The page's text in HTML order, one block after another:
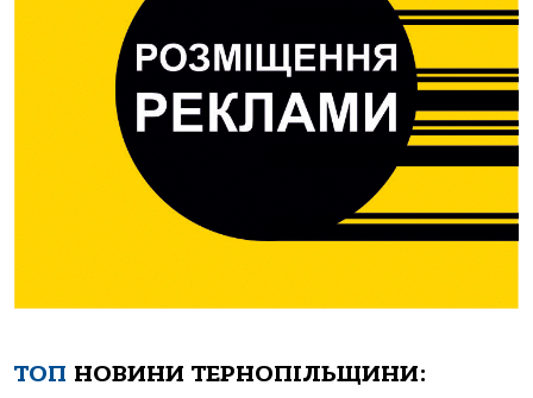
ТОП НОВИНИ ТЕРНОПІЛЬЩИНИ: